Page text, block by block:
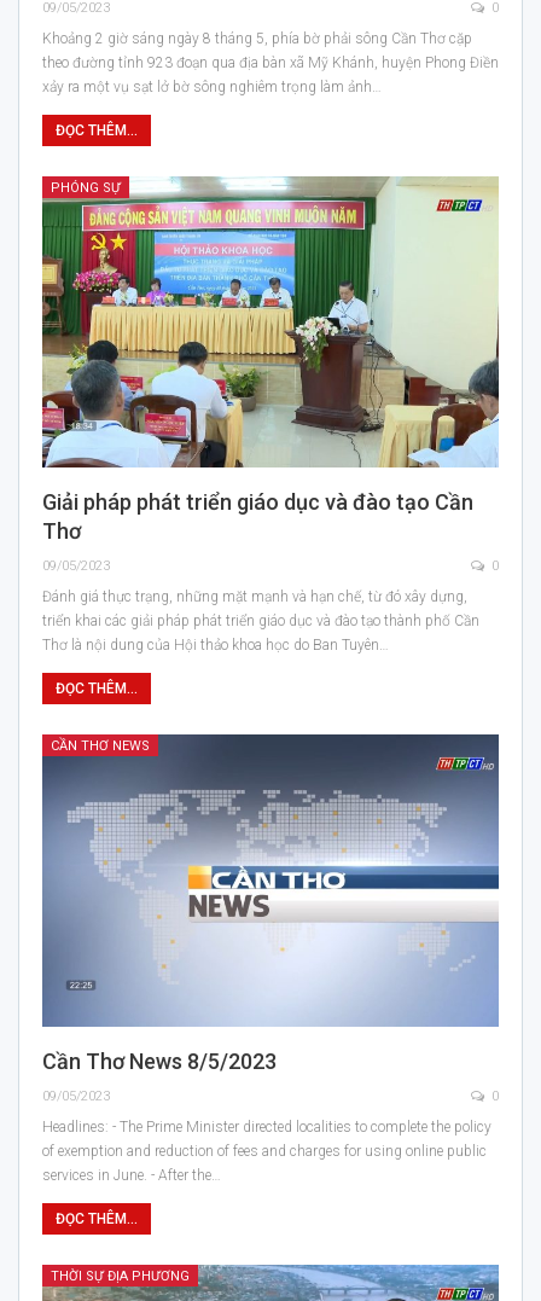
09/05/2023 0
Khoảng 2 giờ sáng ngày 8 tháng 5, phía bờ phải sông Cần Thơ cặp
theo đường tỉnh 923 đoạn qua địa bàn xã Mỹ Khánh, huyện Phong Điền
xảy ra một vụ sạt lở bờ sông nghiêm trọng làm ảnh…
ĐỌC THÊM...
PHÓNG SỰ
Giải pháp phát triển giáo dục và đào tạo Cần
Thơ
09/05/2023 0
Đánh giá thực trạng, những mặt mạnh và hạn chế, từ đó xây dựng,
triển khai các giải pháp phát triển giáo dục và đào tạo thành phố Cần
Thơ là nội dung của Hội thảo khoa học do Ban Tuyên…
ĐỌC THÊM...
CẦN THƠ NEWS
Cần Thơ News 8/5/2023
09/05/2023 0
Headlines: - The Prime Minister directed localities to complete the policy
of exemption and reduction of fees and charges for using online public
services in June. - After the…
ĐỌC THÊM...
THỜI SỰ ĐỊA PHƯƠNG